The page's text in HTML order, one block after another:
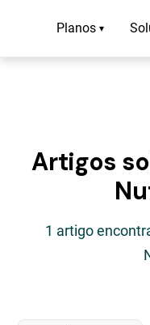
Planos ▾
Artigos
1 artigo